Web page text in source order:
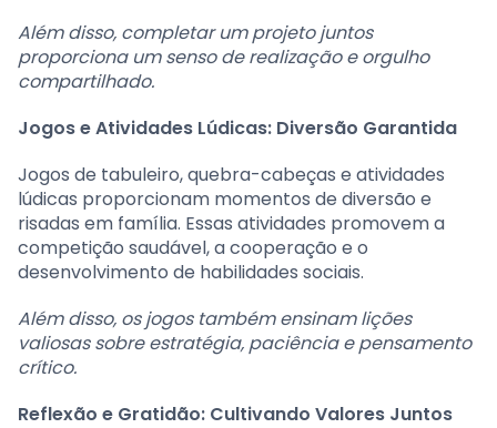
Além disso, completar um projeto juntos
proporciona um senso de realização e orgulho
compartilhado.
Jogos e Atividades Lúdicas: Diversão Garantida
Jogos de tabuleiro, quebra-cabeças e atividades
lúdicas proporcionam momentos de diversão e
risadas em família. Essas atividades promovem a
competição saudável, a cooperação e o
desenvolvimento de habilidades sociais.
Além disso, os jogos também ensinam lições
valiosas sobre estratégia, paciência e pensamento
crítico.
Reflexão e Gratidão: Cultivando Valores Juntos